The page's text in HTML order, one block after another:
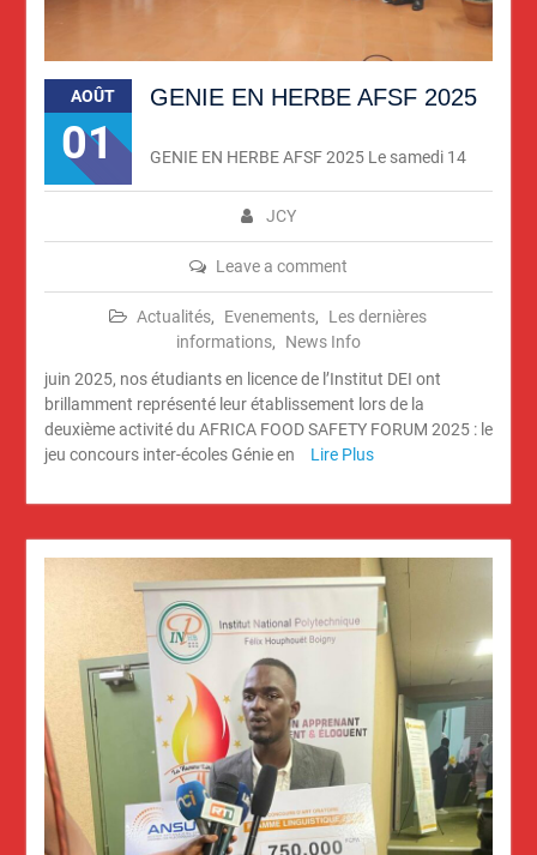
AOÛT
01
GENIE EN HERBE AFSF 2025
JCY
Leave a comment
Actualités, Evenements,
Les dernières
informations, News Info
GENIE EN HERBE AFSF 2025 Le samedi 14
juin 2025, nos étudiants en licence de l’Institut DEI ont
brillamment représenté leur établissement lors de la
deuxième activité du AFRICA FOOD SAFETY FORUM 2025 : le
jeu concours inter-écoles Génie en
Lire Plus